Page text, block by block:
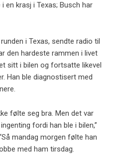
en krasj i Texas; Busch har
i Texas, sendte radio til
den hardeste rammen i livet
sitt i bilen og fortsatte likevel
Han ble diagnostisert med
følte seg bra. Men det var
fordi han ble i bilen,”
mandag morgen følte han
med ham tirsdag.